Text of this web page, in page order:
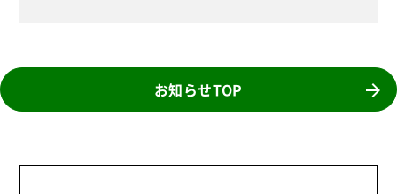
お知らせTOP